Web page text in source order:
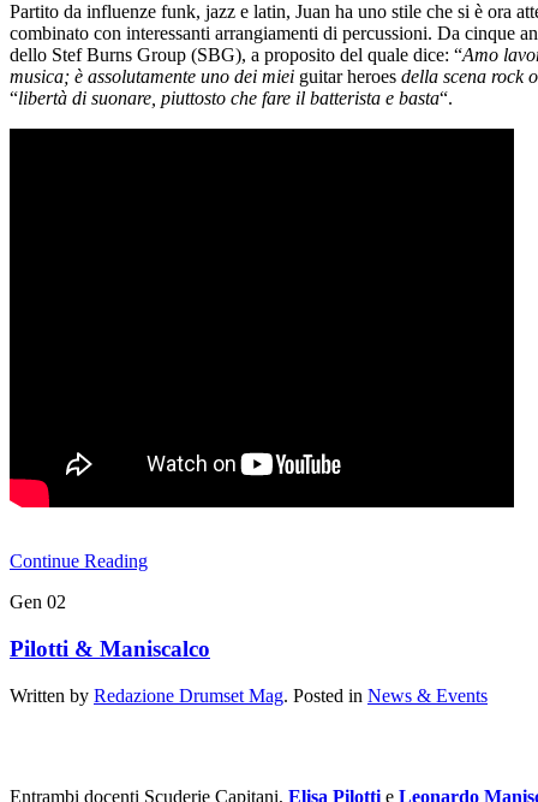
Partito da influenze funk, jazz e latin, Juan ha uno stile che si è ora
combinato con interessanti arrangiamenti di percussioni. Da cinque
dello Stef Burns Group (SBG), a proposito del quale dice: “Amo
musica; è assolutamente uno dei miei guitar heroes della scena rock
“libertà di suonare, piuttosto che fare il batterista e basta“.
Continue Reading
Gen 02
Pilotti & Maniscalco
Written by Redazione Drumset Mag. Posted in News & Events
Entrambi docenti Scuderie Capitani, Elisa Pilotti e Leonardo